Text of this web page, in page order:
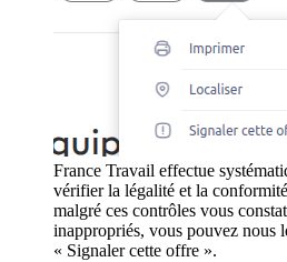
France Travail effectue
vérifier la légalité et la
malgré ces contrôles vous
inappropriés, vous pouvez nous
« Signaler cette offre ».